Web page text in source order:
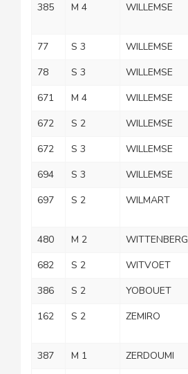
385
M 4 WILLEMSE
77
S 3 WILLEMSE
78
S 3 WILLEMSE
671
M 4 WILLEMSE
672
S 2 WILLEMSE
672
S 3 WILLEMSE
694
S 3 WILLEMSE
697
S 2 WILMART
480
M 2 WITTENBERG
682
S 2 WITVOET
386
S 2 YOBOUET
162
S 2 ZEMIRO
387
M 1 ZERDOUMI